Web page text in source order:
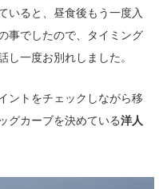
いると、昼食後もう一度入
事でしたので、タイミング
し一度お別れしました。
ントをチェックしながら移
グカーブを決めている洋人